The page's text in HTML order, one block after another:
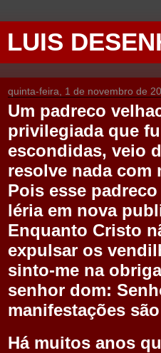
LUIS
quinta-feira, 1 de novembro de
Um padreco
privilegiada que
escondidas, veio
resolve nada com
Pois esse
léria em nova
Enquanto Cristo
expulsar os
sinto-me na
senhor dom:
manifestações
Há muitos anos